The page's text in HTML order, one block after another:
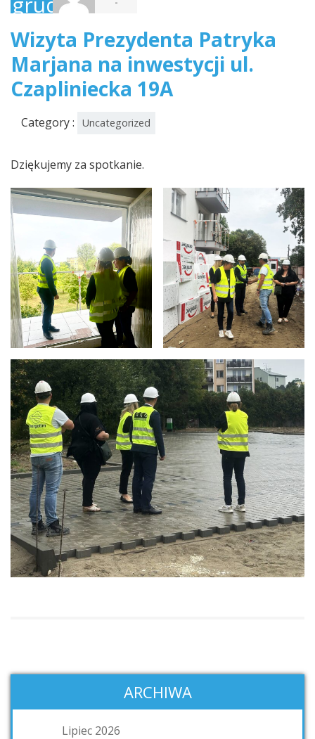
2024
-
Wizyta Prezydenta Patryka
Marjana na inwestycji ul.
Czapliniecka 19A
Category : Uncategorized
Dziękujemy za spotkanie.
ARCHIWA
Lipiec 2026